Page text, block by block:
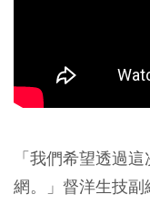
「我們希望透過
網。」督洋生技